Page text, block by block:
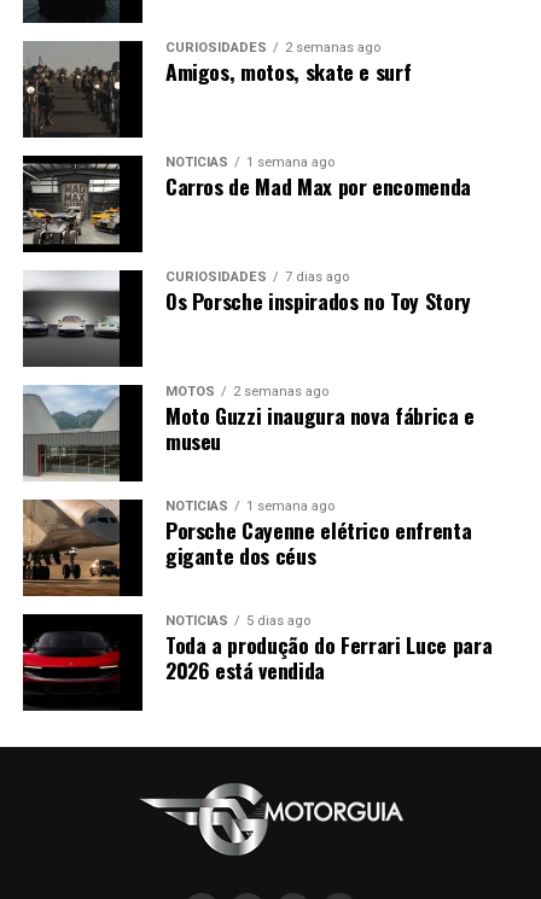
CURIOSIDADES 2 semanas ago
Amigos, motos, skate e surf
NOTÍCIAS 1 semana ago
Carros de Mad Max por encomenda
CURIOSIDADES 7 dias ago
Os Porsche inspirados no Toy Story
MOTOS 2 semanas ago
Moto Guzzi inaugura nova fábrica e
museu
NOTÍCIAS 1 semana ago
Porsche Cayenne elétrico enfrenta
gigante dos céus
NOTÍCIAS 5 dias ago
Toda a produção do Ferrari Luce para
2026 está vendida